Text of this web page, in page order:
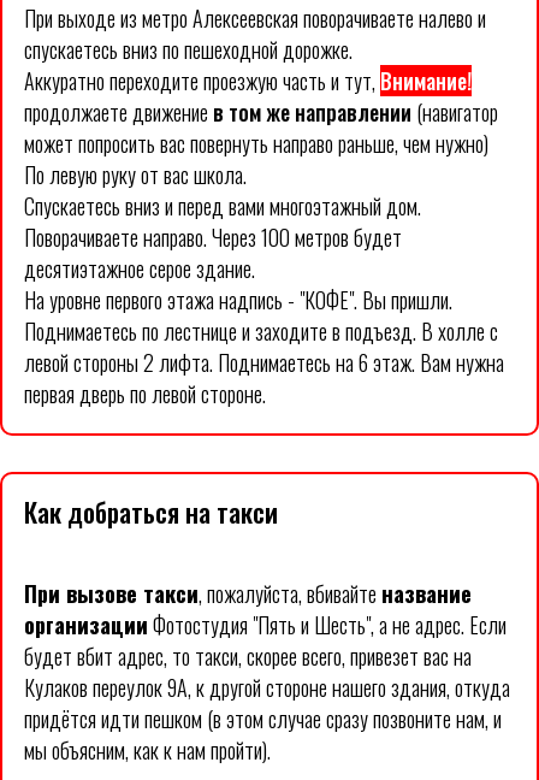
При выходе из метро Алексеевская поворачиваете налево и
спускаетесь вниз по пешеходной дорожке.
Аккуратно переходите проезжую часть и тут, Внимание!
продолжаете движение в том же направлении (навигатор
может попросить вас повернуть направо раньше, чем нужно)
По левую руку от вас школа.
Спускаетесь вниз и перед вами многоэтажный дом.
Поворачиваете направо. Через 100 метров будет
десятиэтажное серое здание.
На уровне первого этажа надпись - "КОФЕ". Вы пришли.
Поднимаетесь по лестнице и заходите в подъезд. В холле с
левой стороны 2 лифта. Поднимаетесь на 6 этаж. Вам нужна
первая дверь по левой стороне.
Как добраться на такси
При вызове такси, пожалуйста, вбивайте название
организацииФотостудия "Пять и Шесть", а не адрес. Если
будет вбит адрес, то такси, скорее всего, привезет вас на
Кулаков переулок 9А, к другой стороне нашего здания, откуда
придётся идти пешком (в этом случае сразу позвоните нам, и
мы объясним, как к нам пройти).